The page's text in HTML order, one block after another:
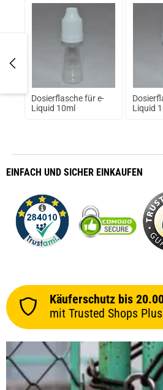
Dosierflasche für e-
Liquid 10ml
Liquid
EINFACH UND SICHER EINKAUFEN
Käuferschutz bis
mit Trusted Shops Plus